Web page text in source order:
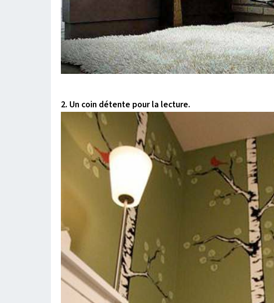
2. Un coin détente pour la lecture.